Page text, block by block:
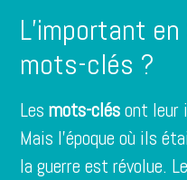
L’important
mots-clés ?
Lesmots-clésont leur
Mais l’époque où ils
la guerre est révolue.